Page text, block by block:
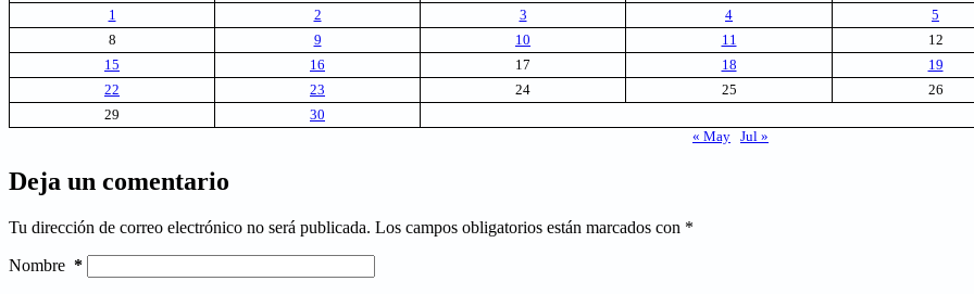
1
2 3 4 5
8
9 10 11 12
15
16 17 18 19
22
23 24 25 26
29
30
« May Jul »
Deja un comentario
Tu dirección de correo electrónico no será publicada. Los campos obligatorios están marcados con *
Nombre *